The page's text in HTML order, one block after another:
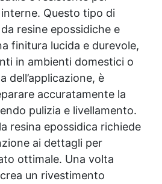
e duratura ✅ Ideale per
magazzini e piazzali,
estreme e agenti
chimici
Questo tipo di
resine epossidiche e
finitura lucida e durevole,
in ambienti domestici o
dell’applicazione, è
accuratamente la
pulizia e livellamento.
resina epossidica richiede
ai dettagli per
ottimale. Una volta
un rivestimento